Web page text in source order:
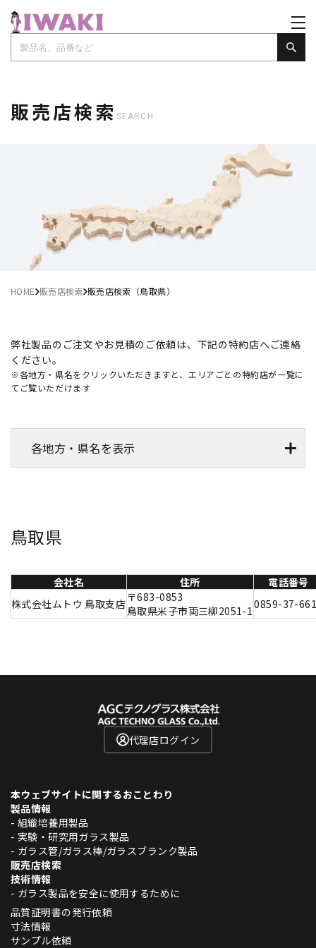
販売店検索 SEARCH
HOME 販売店検索 販売店検索（鳥取県）
弊社製品のご注文やお見積のご依頼は、下記の特約店へご連絡
ください。
※各地方・県名をクリックいただきますと、エリアごとの特約店が一覧に
てご覧いただけます
各地方・県名を表示
鳥取県
会社名 住所
電話番号
株式会社ムトウ 鳥取支店 〒683-0853
鳥取県米子市両三柳2051-10859-37-
代理店ログイン
本ウェブサイトに関するおことわり
製品情報
- 組織培養用製品
- 実験・研究用ガラス製品
- ガラス管/ガラス棒/ガラスブランク製品
販売店検索
技術情報
- ガラス製品を安全に使用するために
品質証明書の発行依頼
寸法情報
サンプル依頼